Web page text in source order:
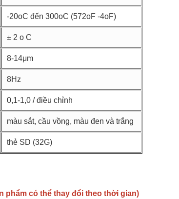
-20oC đến 300oC (572oF -4oF)
± 2 o C
8-14μm
8Hz
0,1-1,0 / điều chỉnh
màu sắt, cầu vồng, màu đen và trắng
thẻ SD (32G)
phẩm có thể thay đổi theo thời gian)